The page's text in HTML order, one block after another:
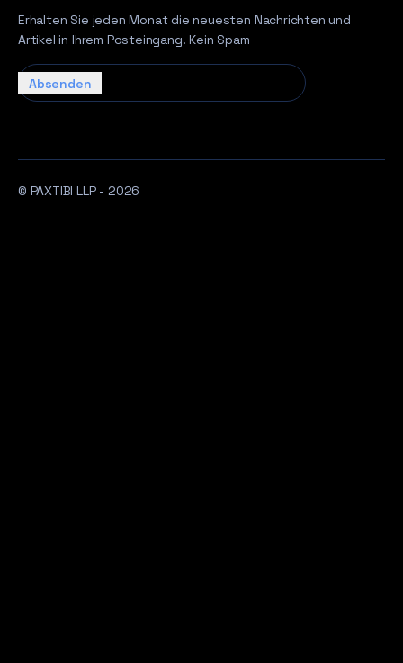
Erhalten Sie jeden Monat die neuesten Nachrichten und
Artikel in Ihrem Posteingang. Kein Spam
Ihre E-Mail…
Absenden
© PAXTIBI LLP - 2026